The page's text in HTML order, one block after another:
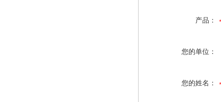
产品：
您的单位：
您的姓名：